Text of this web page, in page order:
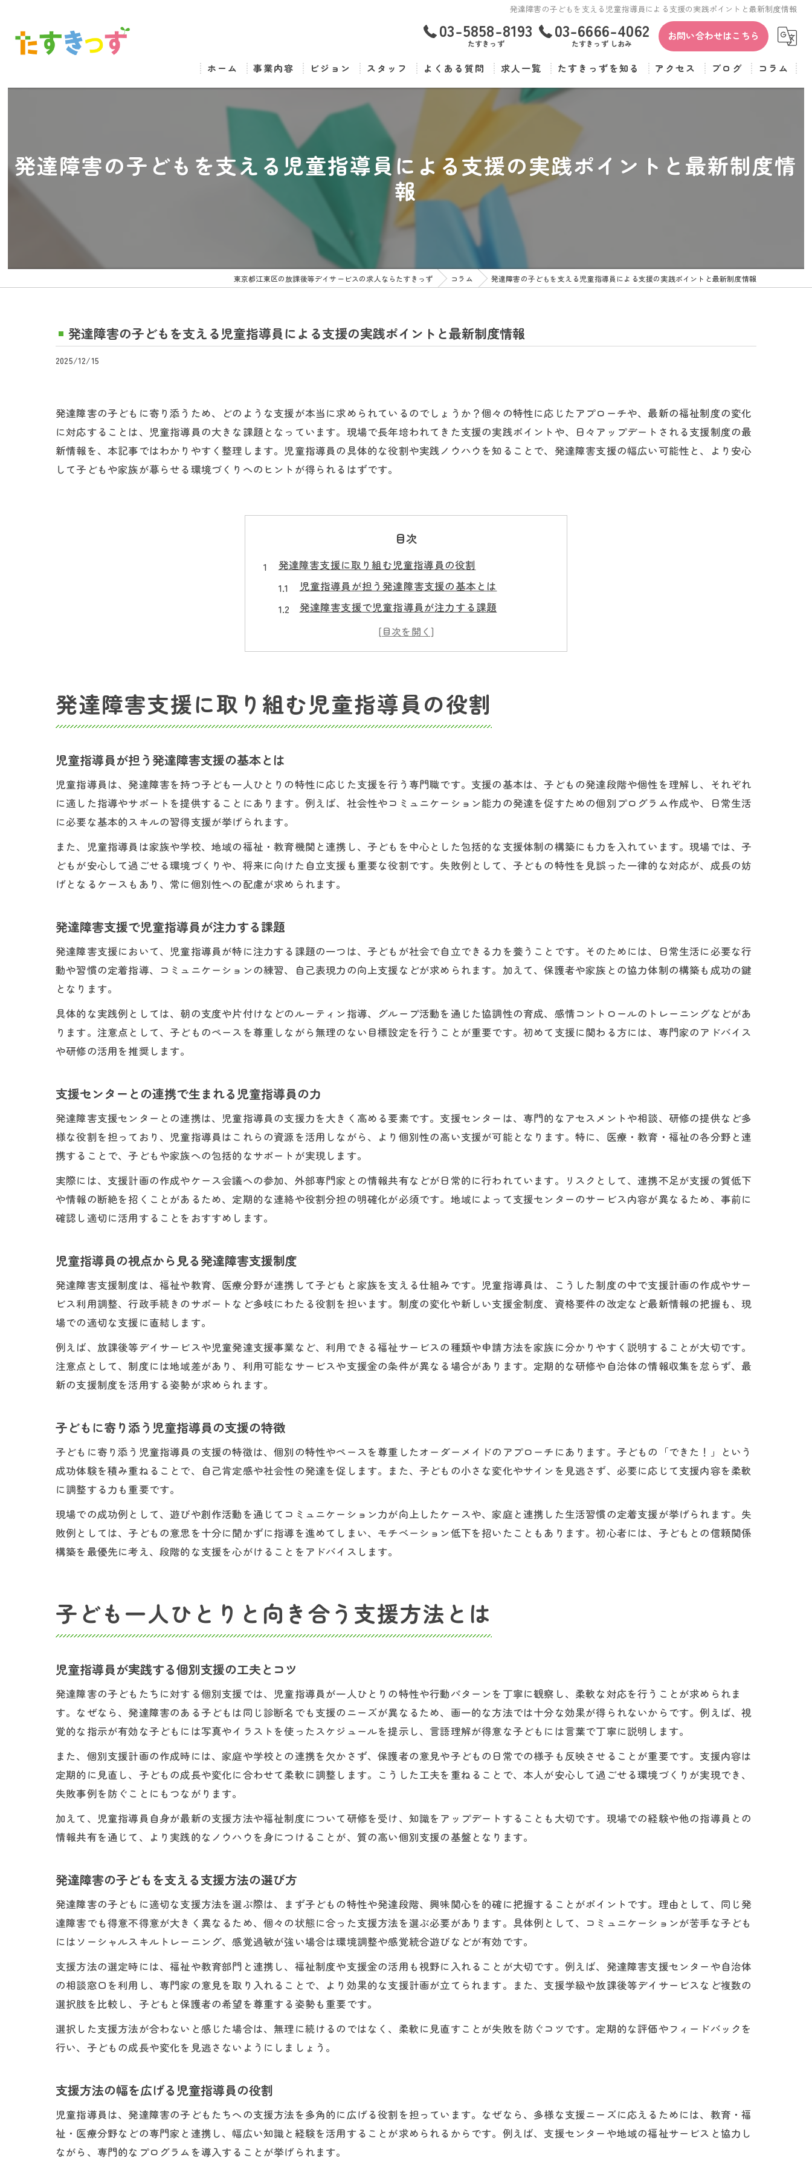
発達障害の子どもを支える児童指導員による支援の実践ポイントと最新制度情報
03-5858-8193
たすきっず
03-6666-4062
たすきっず しおみ
お問い合わせはこちら
ホーム 事業内容 ビジョン スタッフ よくある質問 求人一覧 たすきっずを知る
児童指導員
正社員
アクセス ブログ コラム
発達障害の子どもを支える児童指導員による支援の実践ポイントと最新制度情
報
東京都江東区の放課後等デイサービスの求人ならたすきっず コラム 発達障害の子どもを支える児童指導員による支援の実践ポイントと最新制度情報
発達障害の子どもを支える児童指導員による支援の実践ポイントと最新制度情報
2025/12/15
発達障害の子どもに寄り添うため、どのような支援が本当に求められているのでしょうか？個々の特性に応じたアプローチや、最新の福祉制度の変化
に対応することは、児童指導員の大きな課題となっています。現場で長年培われてきた支援の実践ポイントや、日々アップデートされる支援制度の最
新情報を、本記事ではわかりやすく整理します。児童指導員の具体的な役割や実践ノウハウを知ることで、発達障害支援の幅広い可能性と、より安心
して子どもや家族が暮らせる環境づくりへのヒントが得られるはずです。
目次
発達障害支援に取り組む児童指導員の役割
児童指導員が担う発達障害支援の基本とは
発達障害支援で児童指導員が注力する課題
支援センターとの連携で生まれる児童指導員の力
児童指導員の視点から見る発達障害支援制度
子ども一人ひとりと向き合う支援方法とは
児童指導員が実践する個別支援の工夫とコツ
発達障害支援方法の最新動向と児童指導員の対応
子どもの特性に応じた児童指導員の具体的アプローチ
児童指導員ならではの発達障害支援実践例
現場で活きる児童指導員の発達障害支援実践例
児童指導員が取り組む支援現場の工夫と成功例
発達障害支援における児童指導員の具体的な活動
支援制度の最新動向を児童指導員が解説
児童指導員が知っておきたい支援制度の変化
支援金など福祉制度を活用する児童指導員の工夫
児童指導員が注目する支援センターと制度連携
児童指導員が考える安心できる支援環境とは
発達障害支援で子どもと家族に必要な配慮
支援センター活用と児童指導員の連携の重要性
児童指導員の視点で整える環境づくりのポイント
子どもが安心する発達障害支援方法の工夫
発達障害支援で大切なことと資格の重要性
児童指導員が大切にする支援姿勢と資格要件
発達障害支援で必要な知識と資格取得の流れ
発達障害支援に取り組む児童指導員の役割
児童指導員が担う発達障害支援の基本とは
児童指導員は、発達障害を持つ子ども一人ひとりの特性に応じた支援を行う専門職です。支援の基本は、子どもの発達段階や個性を理解し、それぞれ
に適した指導やサポートを提供することにあります。例えば、社会性やコミュニケーション能力の発達を促すための個別プログラム作成や、日常生活
に必要な基本的スキルの習得支援が挙げられます。
また、児童指導員は家族や学校、地域の福祉・教育機関と連携し、子どもを中心とした包括的な支援体制の構築にも力を入れています。現場では、子
どもが安心して過ごせる環境づくりや、将来に向けた自立支援も重要な役割です。失敗例として、子どもの特性を見誤った一律的な対応が、成長の妨
げとなるケースもあり、常に個別性への配慮が求められます。
発達障害支援で児童指導員が注力する課題
発達障害支援において、児童指導員が特に注力する課題の一つは、子どもが社会で自立できる力を養うことです。そのためには、日常生活に必要な行
動や習慣の定着指導、コミュニケーションの練習、自己表現力の向上支援などが求められます。加えて、保護者や家族との協力体制の構築も成功の鍵
となります。
具体的な実践例としては、朝の支度や片付けなどのルーティン指導、グループ活動を通じた協調性の育成、感情コントロールのトレーニングなどがあ
ります。注意点として、子どものペースを尊重しながら無理のない目標設定を行うことが重要です。初めて支援に関わる方には、専門家のアドバイス
や研修の活用を推奨します。
支援センターとの連携で生まれる児童指導員の力
発達障害支援センターとの連携は、児童指導員の支援力を大きく高める要素です。支援センターは、専門的なアセスメントや相談、研修の提供など多
様な役割を担っており、児童指導員はこれらの資源を活用しながら、より個別性の高い支援が可能となります。特に、医療・教育・福祉の各分野と連
携することで、子どもや家族への包括的なサポートが実現します。
実際には、支援計画の作成やケース会議への参加、外部専門家との情報共有などが日常的に行われています。リスクとして、連携不足が支援の質低下
や情報の断絶を招くことがあるため、定期的な連絡や役割分担の明確化が必須です。地域によって支援センターのサービス内容が異なるため、事前に
確認し適切に活用することをおすすめします。
児童指導員の視点から見る発達障害支援制度
発達障害支援制度は、福祉や教育、医療分野が連携して子どもと家族を支える仕組みです。児童指導員は、こうした制度の中で支援計画の作成やサー
ビス利用調整、行政手続きのサポートなど多岐にわたる役割を担います。制度の変化や新しい支援金制度、資格要件の改定など最新情報の把握も、現
場での適切な支援に直結します。
例えば、放課後等デイサービスや児童発達支援事業など、利用できる福祉サービスの種類や申請方法を家族に分かりやすく説明することが大切です。
注意点として、制度には地域差があり、利用可能なサービスや支援金の条件が異なる場合があります。定期的な研修や自治体の情報収集を怠らず、最
新の支援制度を活用する姿勢が求められます。
子どもに寄り添う児童指導員の支援の特徴
子どもに寄り添う児童指導員の支援の特徴は、個別の特性やペースを尊重したオーダーメイドのアプローチにあります。子どもの「できた！」という
成功体験を積み重ねることで、自己肯定感や社会性の発達を促します。また、子どもの小さな変化やサインを見逃さず、必要に応じて支援内容を柔軟
に調整する力も重要です。
現場での成功例として、遊びや創作活動を通じてコミュニケーション力が向上したケースや、家庭と連携した生活習慣の定着支援が挙げられます。失
敗例としては、子どもの意思を十分に聞かずに指導を進めてしまい、モチベーション低下を招いたこともあります。初心者には、子どもとの信頼関係
構築を最優先に考え、段階的な支援を心がけることをアドバイスします。
子ども一人ひとりと向き合う支援方法とは
児童指導員が実践する個別支援の工夫とコツ
発達障害の子どもたちに対する個別支援では、児童指導員が一人ひとりの特性や行動パターンを丁寧に観察し、柔軟な対応を行うことが求められま
す。なぜなら、発達障害のある子どもは同じ診断名でも支援のニーズが異なるため、画一的な方法では十分な効果が得られないからです。例えば、視
覚的な指示が有効な子どもには写真やイラストを使ったスケジュールを提示し、言語理解が得意な子どもには言葉で丁寧に説明します。
また、個別支援計画の作成時には、家庭や学校との連携を欠かさず、保護者の意見や子どもの日常での様子も反映させることが重要です。支援内容は
定期的に見直し、子どもの成長や変化に合わせて柔軟に調整します。こうした工夫を重ねることで、本人が安心して過ごせる環境づくりが実現でき、
失敗事例を防ぐことにもつながります。
加えて、児童指導員自身が最新の支援方法や福祉制度について研修を受け、知識をアップデートすることも大切です。現場での経験や他の指導員との
情報共有を通じて、より実践的なノウハウを身につけることが、質の高い個別支援の基盤となります。
発達障害の子どもを支える支援方法の選び方
発達障害の子どもに適切な支援方法を選ぶ際は、まず子どもの特性や発達段階、興味関心を的確に把握することがポイントです。理由として、同じ発
達障害でも得意不得意が大きく異なるため、個々の状態に合った支援方法を選ぶ必要があります。具体例として、コミュニケーションが苦手な子ども
にはソーシャルスキルトレーニング、感覚過敏が強い場合は環境調整や感覚統合遊びなどが有効です。
支援方法の選定時には、福祉や教育部門と連携し、福祉制度や支援金の活用も視野に入れることが大切です。例えば、発達障害支援センターや自治体
の相談窓口を利用し、専門家の意見を取り入れることで、より効果的な支援計画が立てられます。また、支援学級や放課後等デイサービスなど複数の
選択肢を比較し、子どもと保護者の希望を尊重する姿勢も重要です。
選択した支援方法が合わないと感じた場合は、無理に続けるのではなく、柔軟に見直すことが失敗を防ぐコツです。定期的な評価やフィードバックを
行い、子どもの成長や変化を見逃さないようにしましょう。
支援方法の幅を広げる児童指導員の役割
児童指導員は、発達障害の子どもたちへの支援方法を多角的に広げる役割を担っています。なぜなら、多様な支援ニーズに応えるためには、教育・福
祉・医療分野などの専門家と連携し、幅広い知識と経験を活用することが求められるからです。例えば、支援センターや地域の福祉サービスと協力し
ながら、専門的なプログラムを導入することが挙げられます。